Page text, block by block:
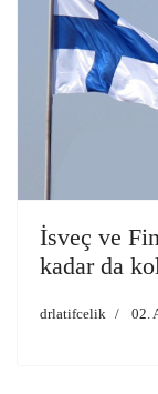
İsveç ve
kadar da
drlatifcelik 02.